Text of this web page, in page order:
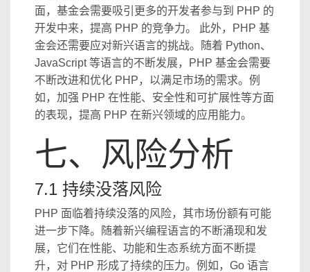
面，基金会需要吸引更多的开发者参与到 PHP 的
开发中来，提高 PHP 的竞争力。 此外，PHP 基
金会还需要应对新兴语言的挑战。随着 Python、
JavaScript 等语言的不断发展，PHP 基金会需要
不断改进和优化 PHP，以满足市场的需求。例
如，加强 PHP 在性能、安全性和可扩展性等方面
的表现，提高 PHP 在新兴领域的应用能力。
七、风险分析
7.1 持续没落风险
PHP 面临着持续没落的风险，其市场份额有可能
进一步下降。随着新兴编程语言的不断涌现和发
展，它们在性能、功能和生态系统方面不断提
升，对 PHP 形成了持续的压力。例如，Go 语言